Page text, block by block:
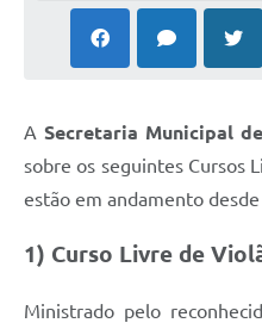
A Secretaria Municipal
sobre os seguintes Cursos
estão em andamento
1) Curso Livre de
Ministrado pelo